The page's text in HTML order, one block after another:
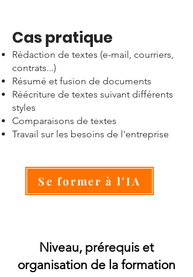
Cas pratique
​Rédaction de textes (e-mail, courriers,
contrats...)
Résumé et fusion de documents
Réécriture de textes suivant différents
styles
Comparaisons de textes
Travail sur les besoins de l'entreprise
Se former à l'IA
Niveau, prérequis et
organisation de la formation